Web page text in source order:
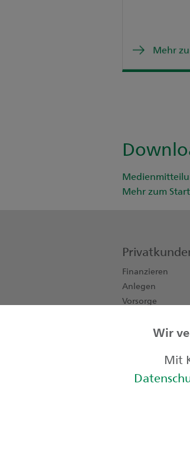
Mehr
Mehr zum
Finanzieren
Anlegen
Vorsorge
Private Banking
Wir
Mit